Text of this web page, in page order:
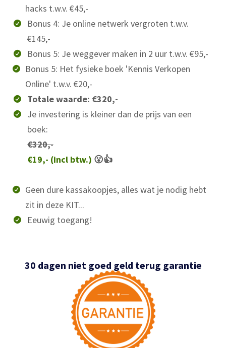
hacks t.w.v. €45,-
Bonus 4: Je online netwerk vergroten t.w.v.
€145,-
Bonus 5: Je weggever maken in 2 uur t.w.v. €95,-
Bonus 5: Het fysieke boek 'Kennis Verkopen
Online' t.w.v. €20,-
Totale waarde: €320,-
Je investering is kleiner dan de prijs van een
boek:
€320,-
€19,- (incl btw.) 😮👍
Geen dure kassakoopjes, alles wat je nodig hebt
zit in deze KIT...
Eeuwig toegang!
30 dagen niet goed geld terug garantie